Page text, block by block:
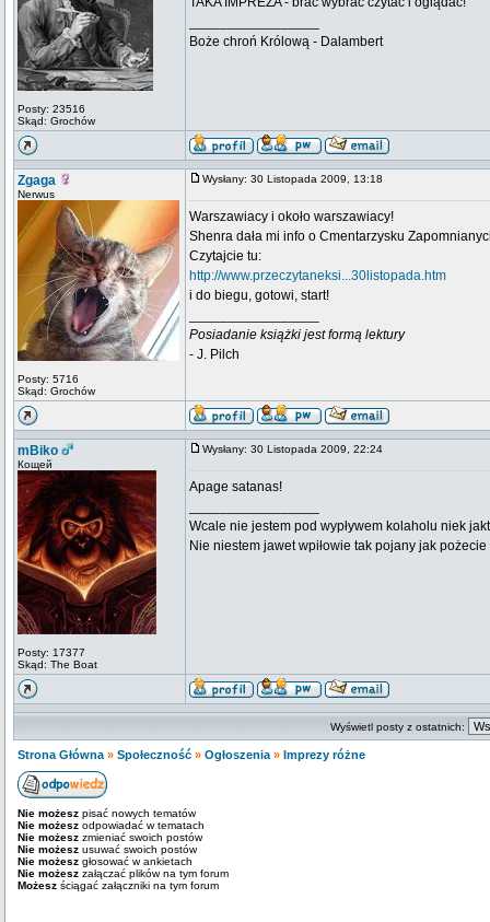
Posty: 23516
Skąd: Grochów
Boże chroń Królową - Dalambert
Zgaga
Nerwus
Posty: 5716
Skąd: Grochów
Wysłany: 30 Listopada 2009, 13:18
Warszawiacy i około warszawiacy!
Shenra dała mi info o Cmentarzysku
Czytajcie tu:
http://www.przeczytaneksi...30listopada.htm
i do biegu, gotowi, start!
Posiadanie książki jest formą lektury
- J. Pilch
mBiko
Кощей
Posty: 17377
Skąd: The Boat
Wysłany: 30 Listopada 2009, 22:24
Apage satanas!
Wcale nie jestem pod wypływem kolaholu niek
Nie niestem jawet wpiłowie tak pojany jak
Wyświetl posty z ostatnich:
Strona Główna » Społeczność » Ogłoszenia » Imprezy różne
Nie możesz pisać nowych tematów
Nie możesz odpowiadać w tematach
Nie możesz zmieniać swoich postów
Nie możesz usuwać swoich postów
Nie możesz głosować w ankietach
Nie możesz załączać plików na tym forum
Możesz ściągać załączniki na tym forum